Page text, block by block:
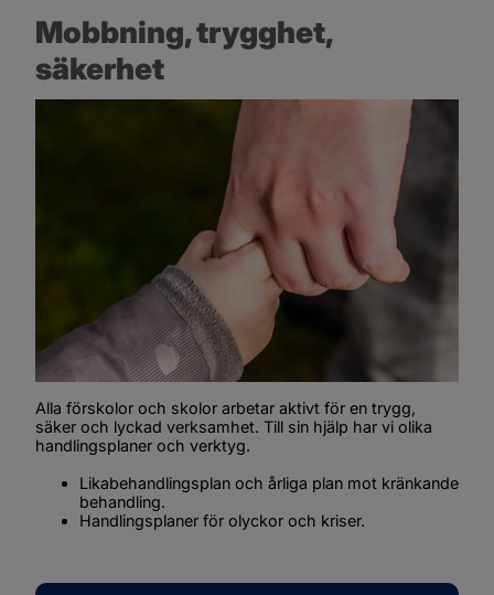
Mobbning, trygghet,
säkerhet
Alla förskolor och skolor arbetar aktivt för en trygg,
säker och lyckad verksamhet. Till sin hjälp har vi olika
handlingsplaner och verktyg.
Likabehandlingsplan och årliga plan mot kränkande
behandling.
Handlingsplaner för olyckor och kriser.